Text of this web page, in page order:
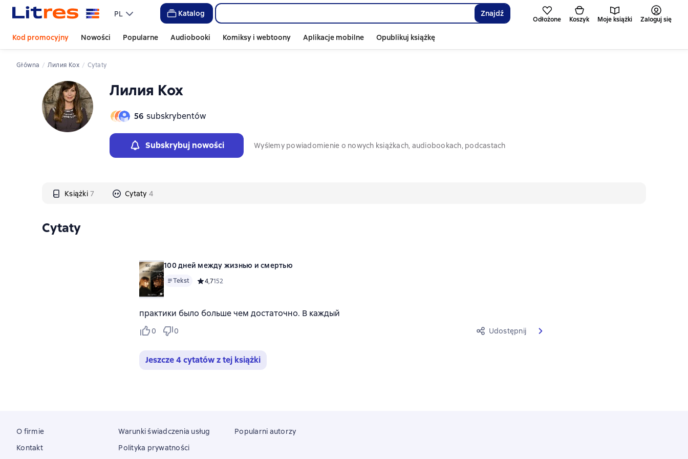
PL Katalog Znajdź
Odłożone Koszyk Moje książki Zaloguj się
Kod promocyjny Nowości Popularne Audiobooki Komiksy i webtoony Aplikacje mobilne Opublikuj książkę
Główna Лилия Кох Cytaty
Лилия Кох
56 subskrybentów
Subskrybuj nowości Wyślemy powiadomienie o nowych książkach, audiobookach, podcastach
Książki 7 Cytaty 4
Cytaty
100 дней между жизнью и смертью
Tekst Средний рейтинг 4,7 на основе 152 оценок
4,7152
практики было больше чем достаточно. В каждый
0 0 Udostępnij
Jeszcze 4 cytatów z tej książki
O firmie
Kontakt
Warunki świadczenia usług
Polityka prywatności
Popularni autorzy